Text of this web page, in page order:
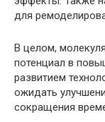
для
В целом,
потенциал в
развитием
ожидать
сокращения